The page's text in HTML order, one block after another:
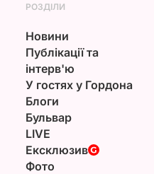
РОЗДІЛИ
Новини
Публікації та
інтерв'ю
У гостях у Гордона
Блоги
Бульвар
LIVE
Ексклюзив
Фото